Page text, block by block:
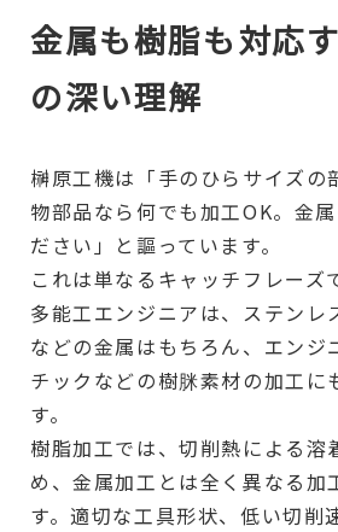
金属も樹脂も対応
の深い理解
榊原工機は「手のひらサイズの
物部品なら何でも加工OK。金
ださい」と謳っています。
これは単なるキャッチフレーズ
多能工エンジニアは、ステンレ
などの金属はもちろん、エンジ
チックなどの樹脒素材の加工に
す。
樹脂加工では、切削熱による溶
め、金属加工とは全く異なる加
す。適切な工具形状、低い切削